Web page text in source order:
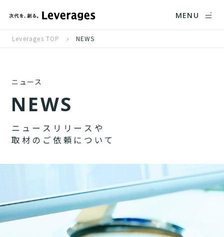
MENU
Leverages TOP NEWS
ニュース
NEWS
ニ ュ ー ス リ リ ー ス や
取 材 の ご 依 頼 に つ い て